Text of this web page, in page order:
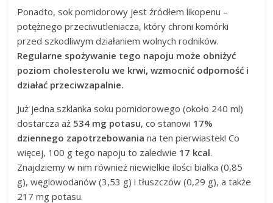
Ponadto, sok pomidorowy jest źródłem likopenu –
potężnego przeciwutleniacza, który chroni komórki
przed szkodliwym działaniem wolnych rodników.
Regularne spożywanie tego napoju może obniżyć
poziom cholesterolu we krwi, wzmocnić odporność i
działać przeciwzapalnie.
Już jedna szklanka soku pomidorowego (około 240 ml)
dostarcza aż 534 mg potasu, co stanowi 17%
dziennego zapotrzebowania na ten pierwiastek! Co
więcej, 100 g tego napoju to zaledwie 17 kcal.
Znajdziemy w nim również niewielkie ilości białka (0,85
g), węglowodanów (3,53 g) i tłuszczów (0,29 g), a także
217 mg potasu.